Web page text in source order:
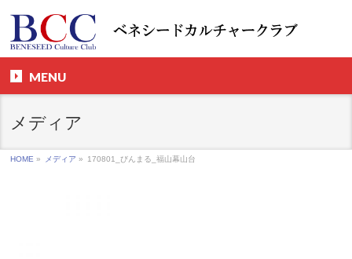
MENU
メディア
HOME » メディア » 170801_びんまる_福山幕山台